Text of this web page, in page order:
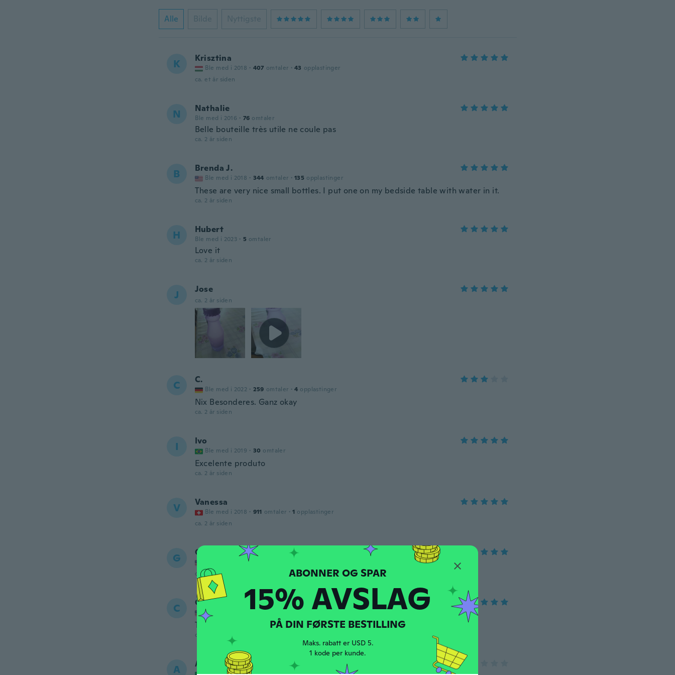
Alle Bilde Nyttigste
K Krisztina
Ble med i 2018 · 407 omtaler · 43 opplastinger
ca. et år siden
N Nathalie
Ble med i 2016 · 76 omtaler
Belle bouteille très utile ne coule pas
ca. 2 år siden
B Brenda J.
Ble med i 2018 · 344 omtaler · 135 opplastinger
These are very nice small bottles. I put one on my bedside table with water in it.
ca. 2 år siden
H Hubert
Ble med i 2023 · 5 omtaler
Love it
ca. 2 år siden
J Jose
ca. 2 år siden
C C.
Ble med i 2022 · 259 omtaler · 4 opplastinger
Nix Besonderes. Ganz okay
ca. 2 år siden
I Ivo
Ble med i 2019 · 30 omtaler
Excelente produto
ca. 2 år siden
V Vanessa
Ble med i 2018 · 911 omtaler · 1 opplastinger
ca. 2 år siden
G Glenn
·
ca. 2 år siden
C Caridad
Ble med i 2015 omtaler
Todo bien gracias
ca. 2 år siden
A Ambra
15% AVSLAG
PÅ DIN FØRSTE BESTILLING
Maks. rabatt er USD 5.
1 kode per kunde.